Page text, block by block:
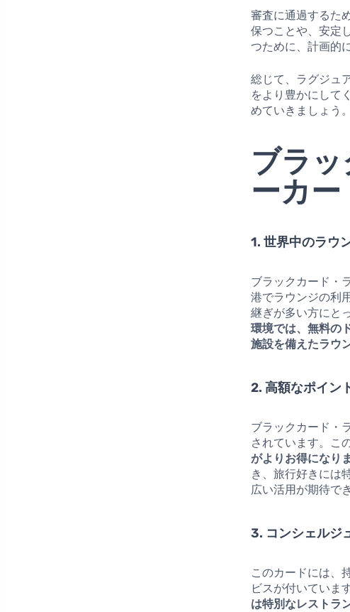
審査に通過するた
保つことや、安定
つために、計画的
総じて、ラグジュ
をより豊かにして
めていきましょう。
ブラ
ーカ
1. 世界中のラウ
ブラックカード・
港でラウンジの利
継ぎが多い方にと
環境では、無料の
施設を備えたラウ
2. 高額なポイン
ブラックカード・
されています。こ
がよりお得になり
き、旅行好きには
広い活用が期待で
3. コンシェルジ
このカードには、
ビスが付いていま
は特別なレストラ